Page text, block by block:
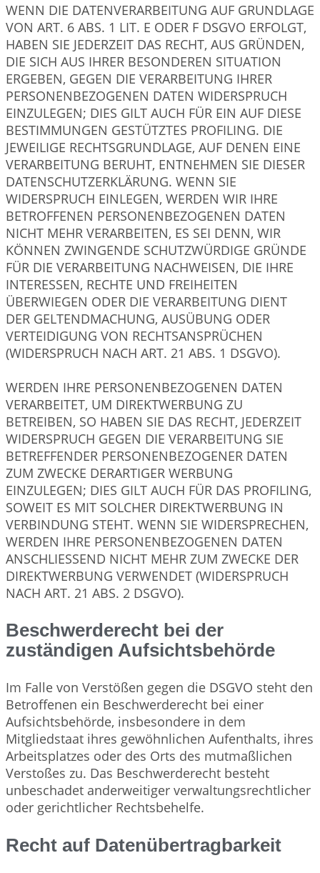
WENN DIE DATENVERARBEITUNG AUF GRUNDLAGE
VON ART. 6 ABS. 1 LIT. E ODER F DSGVO ERFOLGT,
HABEN SIE JEDERZEIT DAS RECHT, AUS GRÜNDEN,
DIE SICH AUS IHRER BESONDEREN SITUATION
ERGEBEN, GEGEN DIE VERARBEITUNG IHRER
PERSONENBEZOGENEN DATEN WIDERSPRUCH
EINZULEGEN; DIES GILT AUCH FÜR EIN AUF DIESE
BESTIMMUNGEN GESTÜTZTES PROFILING. DIE
JEWEILIGE RECHTSGRUNDLAGE, AUF DENEN EINE
VERARBEITUNG BERUHT, ENTNEHMEN SIE DIESER
DATENSCHUTZERKLÄRUNG. WENN SIE
WIDERSPRUCH EINLEGEN, WERDEN WIR IHRE
BETROFFENEN PERSONENBEZOGENEN DATEN
NICHT MEHR VERARBEITEN, ES SEI DENN, WIR
KÖNNEN ZWINGENDE SCHUTZWÜRDIGE GRÜNDE
FÜR DIE VERARBEITUNG NACHWEISEN, DIE IHRE
INTERESSEN, RECHTE UND FREIHEITEN
ÜBERWIEGEN ODER DIE VERARBEITUNG DIENT
DER GELTENDMACHUNG, AUSÜBUNG ODER
VERTEIDIGUNG VON RECHTSANSPRÜCHEN
(WIDERSPRUCH NACH ART. 21 ABS. 1 DSGVO).
WERDEN IHRE PERSONENBEZOGENEN DATEN
VERARBEITET, UM DIREKTWERBUNG ZU
BETREIBEN, SO HABEN SIE DAS RECHT, JEDERZEIT
WIDERSPRUCH GEGEN DIE VERARBEITUNG SIE
BETREFFENDER PERSONENBEZOGENER DATEN
ZUM ZWECKE DERARTIGER WERBUNG
EINZULEGEN; DIES GILT AUCH FÜR DAS PROFILING,
SOWEIT ES MIT SOLCHER DIREKTWERBUNG IN
VERBINDUNG STEHT. WENN SIE WIDERSPRECHEN,
WERDEN IHRE PERSONENBEZOGENEN DATEN
ANSCHLIESSEND NICHT MEHR ZUM ZWECKE DER
DIREKTWERBUNG VERWENDET (WIDERSPRUCH
NACH ART. 21 ABS. 2 DSGVO).
Beschwerderecht bei der
zuständigen Aufsichtsbehörde
Im Falle von Verstößen gegen die DSGVO steht den
Betroffenen ein Beschwerderecht bei einer
Aufsichtsbehörde, insbesondere in dem
Mitgliedstaat ihres gewöhnlichen Aufenthalts, ihres
Arbeitsplatzes oder des Orts des mutmaßlichen
Verstoßes zu. Das Beschwerderecht besteht
unbeschadet anderweitiger verwaltungsrechtlicher
oder gerichtlicher Rechtsbehelfe.
Recht auf Datenübertragbarkeit